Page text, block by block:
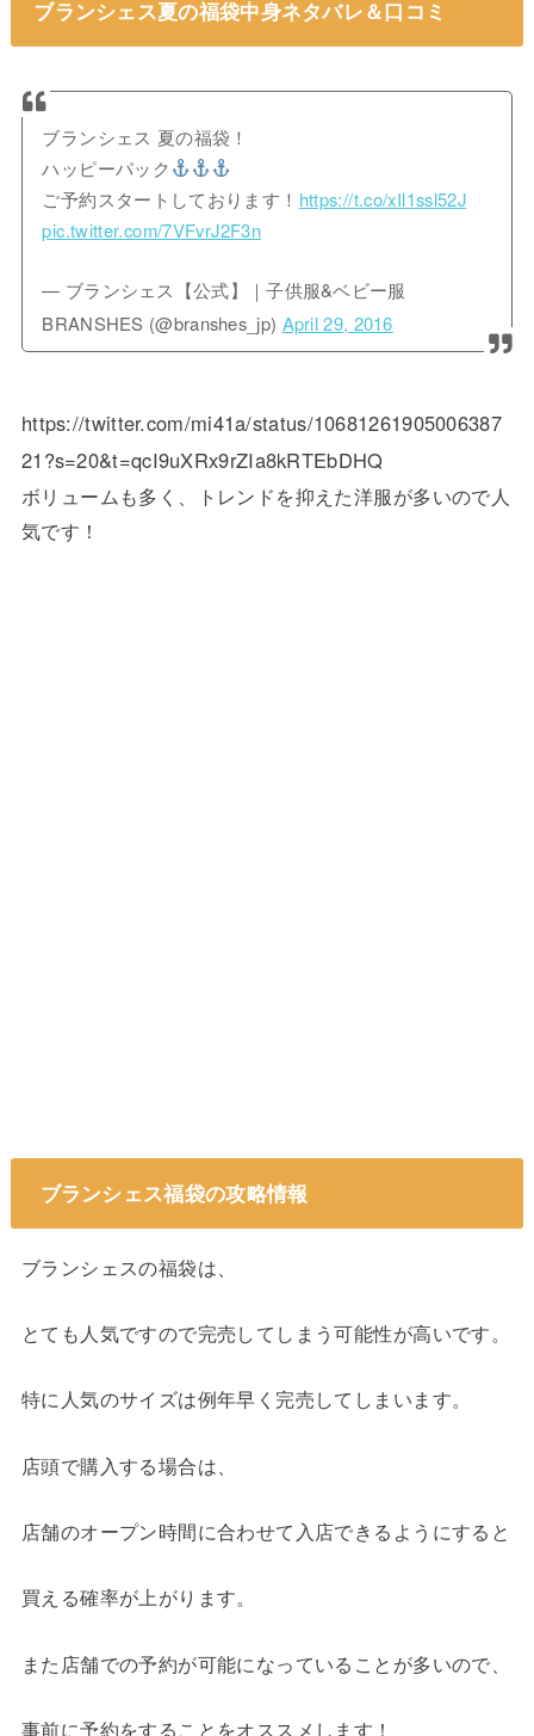
ブランシェス夏の福袋中身ネタバレ＆口コミ
ブランシェス 夏の福袋！
ハッピーパック
ご予約スタートしております！ https://t.co/xIl1ssl52J
pic.twitter.com/7VFvrJ2F3n
— ブランシェス【公式】｜子供服&ベビー服
BRANSHES (@branshes_jp) April 29, 2016
https://twitter.com/mi41a/status/10681261905006387
21?s=20&t=qcI9uXRx9rZIa8kRTEbDHQ
ボリュームも多く、トレンドを抑えた洋服が多いので人
気です！
ブランシェス福袋の攻略情報
ブランシェスの福袋は、
とても人気ですので完売してしまう可能性が高いです。
特に人気のサイズは例年早く完売してしまいます。
店頭で購入する場合は、
店舗のオープン時間に合わせて入店できるようにすると
買える確率が上がります。
また店舗での予約が可能になっていることが多いので、
事前に予約をすることをオススメします！